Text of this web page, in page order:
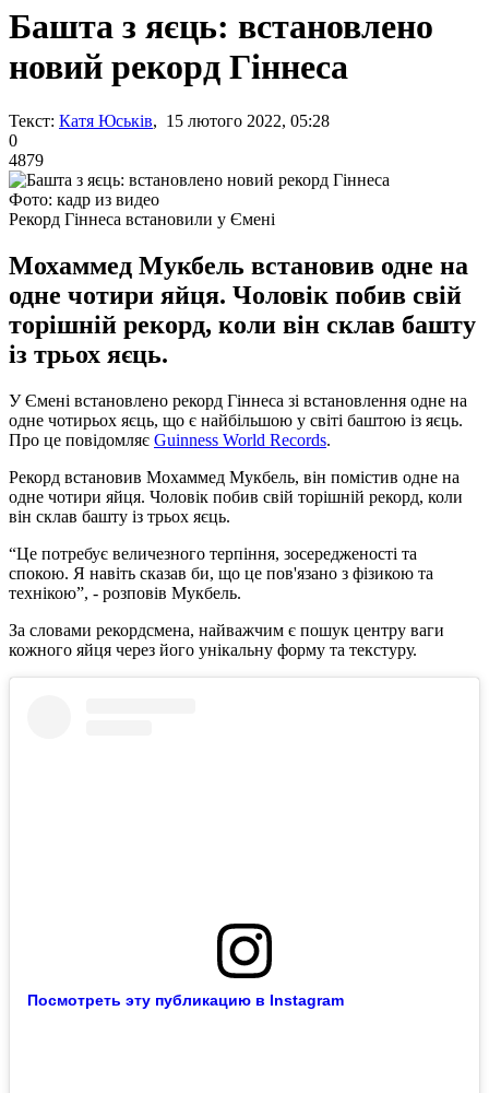
Башта з яєць: встановлено
новий рекорд Гіннеса
Текст: Катя Юськів, 15 лютого 2022, 05:28
0
4879
Фото: кадр из видео
Рекорд Гіннеса встановили у Ємені
Мохаммед Мукбель встановив одне на
одне чотири яйця. Чоловік побив свій
торішній рекорд, коли він склав башту
із трьох яєць.
У Ємені встановлено рекорд Гіннеса зі встановлення одне на
одне чотирьох яєць, що є найбільшою у світі баштою із яєць.
Про це повідомляє Guinness World Records.
Рекорд встановив Мохаммед Мукбель, він помістив одне на
одне чотири яйця. Чоловік побив свій торішній рекорд, коли
він склав башту із трьох яєць.
“Це потребує величезного терпіння, зосередженості та
спокою. Я навіть сказав би, що це пов'язано з фізикою та
технікою”, - розповів Мукбель.
За словами рекордсмена, найважчим є пошук центру ваги
кожного яйця через його унікальну форму та текстуру.
Посмотреть эту публикацию в Instagram